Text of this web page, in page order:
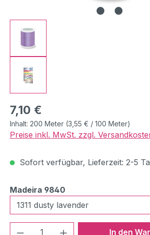
Regulärer Preis:
7,10 €
Inhalt: 200 Meter (3,55 € / 100 Meter)
Preise inkl. MwSt. zzgl.
Sofort verfügbar, Lieferzeit: 2-5
Madeira 9840auswählen
Produkt Anzahl: Gib den
In den